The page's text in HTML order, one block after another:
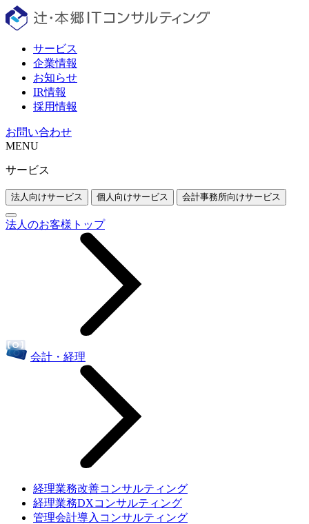
サービス
企業情報
お知らせ
IR情報
採用情報
お問い合わせ
MENU
サービス
法人向けサービス 個人向けサービス 会計事務所向けサービス
法人のお客様トップ
会計・経理
経理業務改善コンサルティング
経理業務DXコンサルティング
管理会計導入コンサルティング